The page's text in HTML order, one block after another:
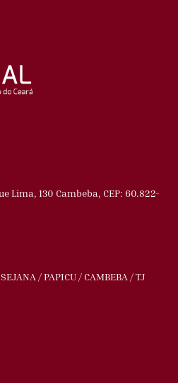
Lima, 130 Cambeba, CEP: 60.822-
/ PAPICU / CAMBEBA / TJ